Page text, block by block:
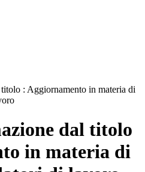
: Aggiornamento in materia di
dal titolo
in materia di